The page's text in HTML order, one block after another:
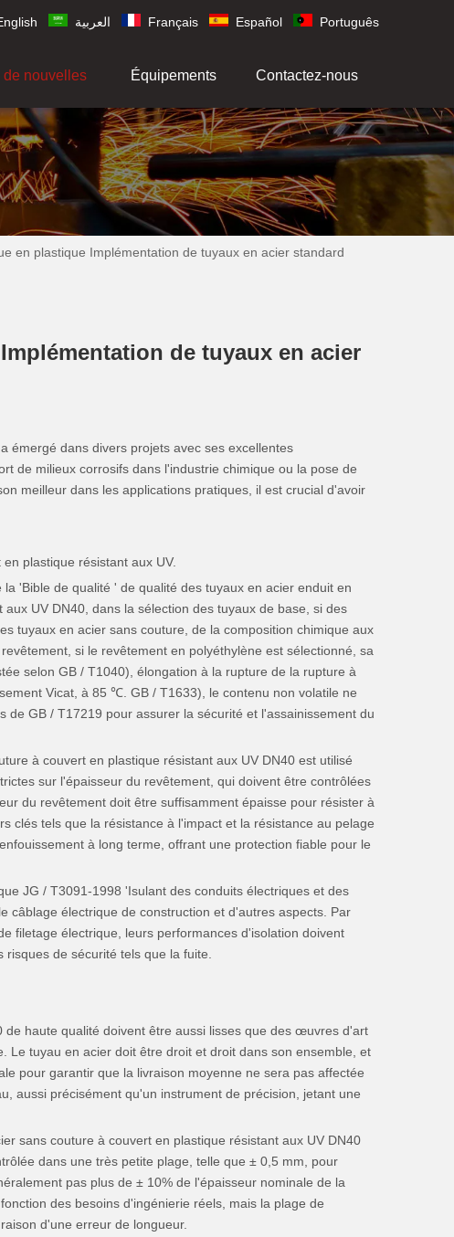
العربية Français Español Português
de nouvelles Équipements Contactez-nous
en plastique Implémentation de tuyaux en acier standard
de tuyaux en acier
a émergé dans divers projets avec ses excellentes
de milieux corrosifs dans l'industrie chimique ou la pose de
meilleur dans les applications pratiques, il est crucial d'avoir
plastique résistant aux UV.
'Bible de qualité ' de qualité des tuyaux en acier enduit en
UV DN40, dans la sélection des tuyaux de base, si des
tuyaux en acier sans couture, de la composition chimique aux
si le revêtement en polyéthylène est sélectionné, sa
selon GB / T1040), élongation à la rupture de la rupture à
Vicat, à 85 ℃. GB / T1633), le contenu non volatile ne
GB / T17219 pour assurer la sécurité et l'assainissement du
à couvert en plastique résistant aux UV DN40 est utilisé
sur l'épaisseur du revêtement, qui doivent être contrôlées
du revêtement doit être suffisamment épaisse pour résister à
clés tels que la résistance à l'impact et la résistance au pelage
à long terme, offrant une protection fiable pour le
JG / T3091-1998 'Isulant des conduits électriques et des
câblage électrique de construction et d'autres aspects. Par
filetage électrique, leurs performances d'isolation doivent
de sécurité tels que la fuite.
haute qualité doivent être aussi lisses que des œuvres d'art
tuyau en acier doit être droit et droit dans son ensemble, et
pour garantir que la livraison moyenne ne sera pas affectée
aussi précisément qu'un instrument de précision, jetant une
sans couture à couvert en plastique résistant aux UV DN40
dans une très petite plage, telle que ± 0,5 mm, pour
pas plus de ± 10% de l'épaisseur nominale de la
des besoins d'ingénierie réels, mais la plage de
d'une erreur de longueur.